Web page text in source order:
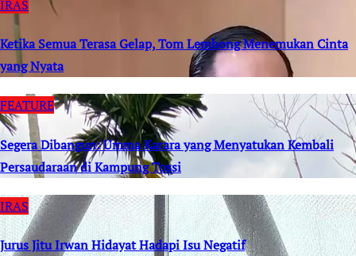
IRAS
Ketika Semua Terasa Gelap, Tom Lembong Menemukan Cinta
yang Nyata
FEATURE
Segera Dibangun: Umma Karara yang Menyatukan Kembali
Persaudaraan di Kampung Tossi
IRAS
Jurus Jitu Irwan Hidayat Hadapi Isu Negatif